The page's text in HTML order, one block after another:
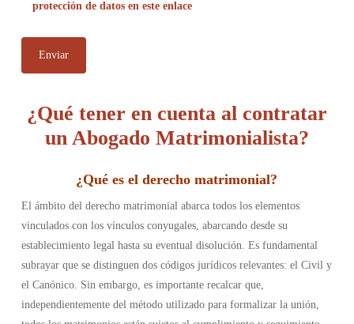
protección de datos en este enlace
¿Qué tener en cuenta al contratar
un Abogado Matrimonialista?
¿Qué es el derecho matrimonial?
El ámbito del derecho matrimonial abarca todos los elementos
vinculados con los vínculos conyugales, abarcando desde su
establecimiento legal hasta su eventual disolución. Es fundamental
subrayar que se distinguen dos códigos jurídicos relevantes: el Civil y
el Canónico. Sin embargo, es importante recalcar que,
independientemente del método utilizado para formalizar la unión,